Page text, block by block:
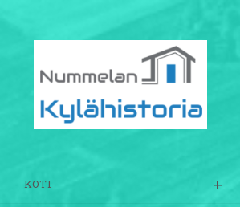
KOTI